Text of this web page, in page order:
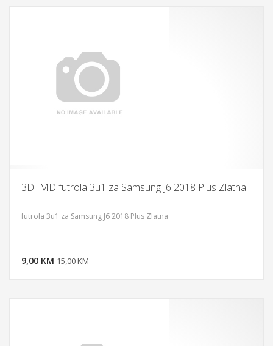
3D IMD futrola 3u1 za Samsung J6 2018 Plus Zlatna
futrola 3u1 za Samsung J6 2018 Plus Zlatna
9,00 KM 15,00 KM